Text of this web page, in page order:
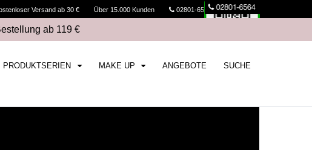
Versand ab 30 € Über 15.000 Kunden 02801-6564 Kasse
ab 119 €
PRODUKTSERIEN MAKE UP ANGEBOTE SUCHE